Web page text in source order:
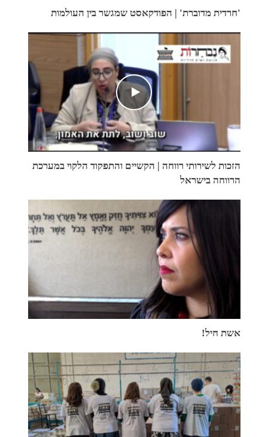
'חרדית מדוברת' | הפודקאסט שמגשר בין העולמות
הזכות לשירותי רווחה | הקשיים והתפקוד הלקוי במערכת
הרווחה בישראל
אשת חיל!